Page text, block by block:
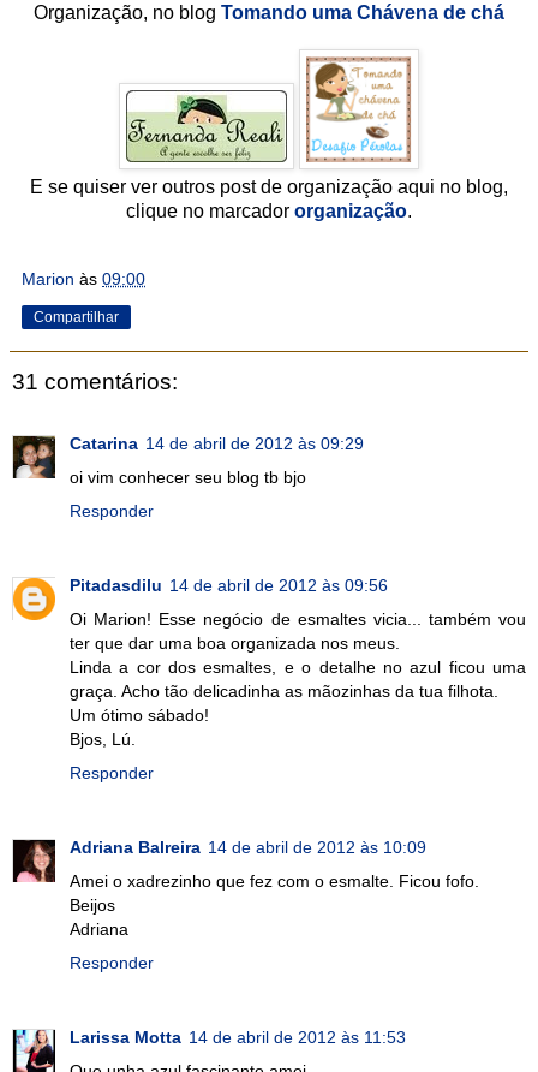
Organização, no blog Tomando uma Chávena de chá
E se quiser ver outros post de organização aqui no blog,
clique no marcador organização.
Marion às 09:00
Compartilhar
31 comentários:
Catarina 14 de abril de 2012 às 09:29
oi vim conhecer seu blog tb bjo
Responder
Pitadasdilu 14 de abril de 2012 às 09:56
Oi Marion! Esse negócio de esmaltes vicia... também vou
ter que dar uma boa organizada nos meus.
Linda a cor dos esmaltes, e o detalhe no azul ficou uma
graça. Acho tão delicadinha as mãozinhas da tua filhota.
Um ótimo sábado!
Bjos, Lú.
Responder
Adriana Balreira 14 de abril de 2012 às 10:09
Amei o xadrezinho que fez com o esmalte. Ficou fofo.
Beijos
Adriana
Responder
Larissa Motta 14 de abril de 2012 às 11:53